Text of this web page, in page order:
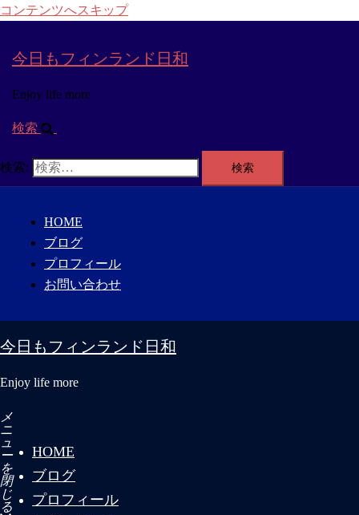
コンテンツへスキップ
今日もフィンランド日和
Enjoy life more
検索
検索:
HOME
ブログ
プロフィール
お問い合わせ
今日もフィンランド日和
Enjoy life more
メ
ニ
ュ
ー
を
閉
じ
る
HOME
ブログ
プロフィール